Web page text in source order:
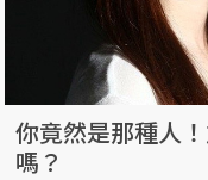
你竟然是那種人
嗎？